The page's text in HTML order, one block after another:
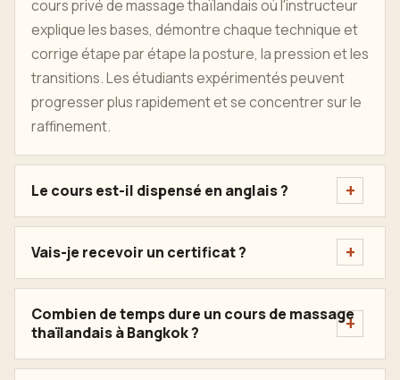
cours privé de massage thaïlandais où l'instructeur
explique les bases, démontre chaque technique et
corrige étape par étape la posture, la pression et les
transitions. Les étudiants expérimentés peuvent
progresser plus rapidement et se concentrer sur le
raffinement.
Le cours est-il dispensé en anglais ?
Vais-je recevoir un certificat ?
Combien de temps dure un cours de massage
thaïlandais à Bangkok ?